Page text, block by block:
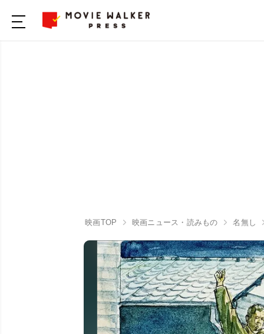
映画TOP 映画ニュース・読みもの 名無し